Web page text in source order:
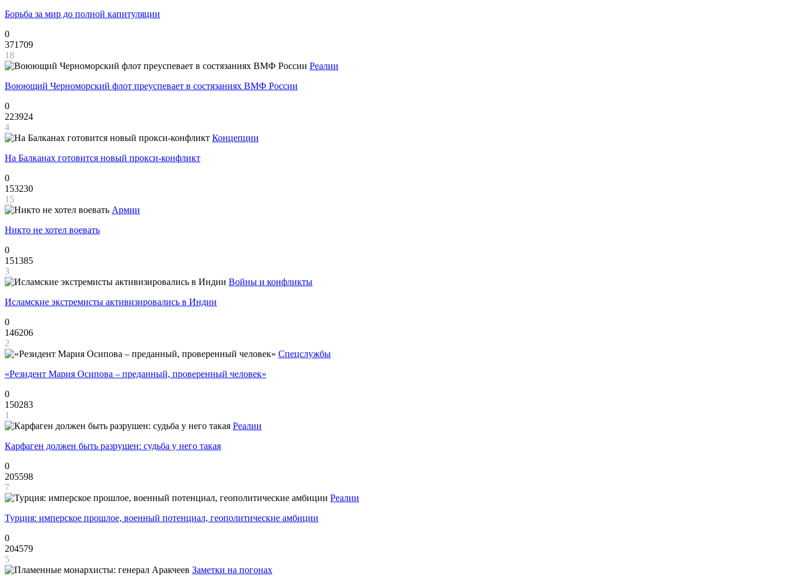
Борьба за мир до полной капитуляции
0
371709
18
Реалии
Воюющий Черноморский флот преуспевает в состязаниях ВМФ России
0
223924
4
Концепции
На Балканах готовится новый прокси-конфликт
0
153230
15
Армии
Никто не хотел воевать
0
151385
3
Войны и конфликты
Исламские экстремисты активизировались в Индии
0
146206
2
Спецслужбы
«Резидент Мария Осипова – преданный, проверенный человек»
0
150283
1
Реалии
Карфаген должен быть разрушен: судьба у него такая
0
205598
7
Реалии
Турция: имперское прошлое, военный потенциал, геополитические амбиции
0
204579
5
Заметки на погонах